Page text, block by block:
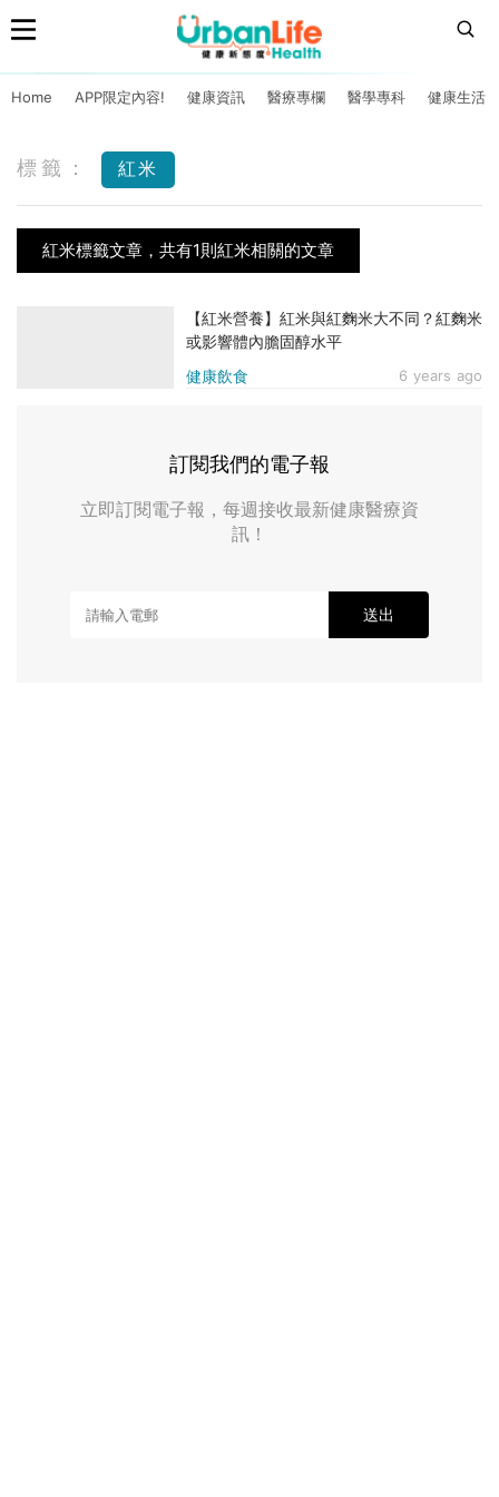
Home APP限定內容! 健康資訊 醫療專欄 醫學專科 健康生活
標籤： 紅米
紅米標籤文章，共有1則紅米相關的文章
健康飲食 6 years ago
【紅米營養】紅米與紅麴米大不同？紅麴米
或影響體內膽固醇水平
訂閱我們的電子報
立即訂閱電子報，每週接收最新健康醫療資
訊！
送出